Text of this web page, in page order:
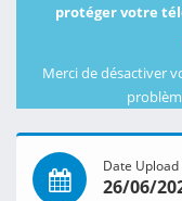
protéger votre
Merci de désactiver
Date Upload
26/06/